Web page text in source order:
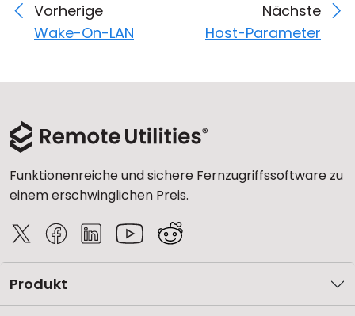
Vorherige
Wake-On-LAN
Nächste
Host-Parameter
Funktionenreiche und sichere Fernzugriffssoftware zu
einem erschwinglichen Preis.
Produkt